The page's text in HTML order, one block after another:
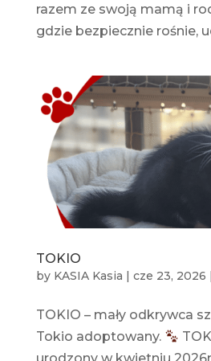
razem ze swoją mamą i
gdzie bezpiecznie rośnie,
TOKIO
by KASIA Kasia | cze 23, 2026 |
TOKIO – mały odkrywca
Tokio adoptowany.